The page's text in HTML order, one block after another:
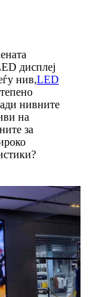
дисплеј
нив,LED
нивните
на
за